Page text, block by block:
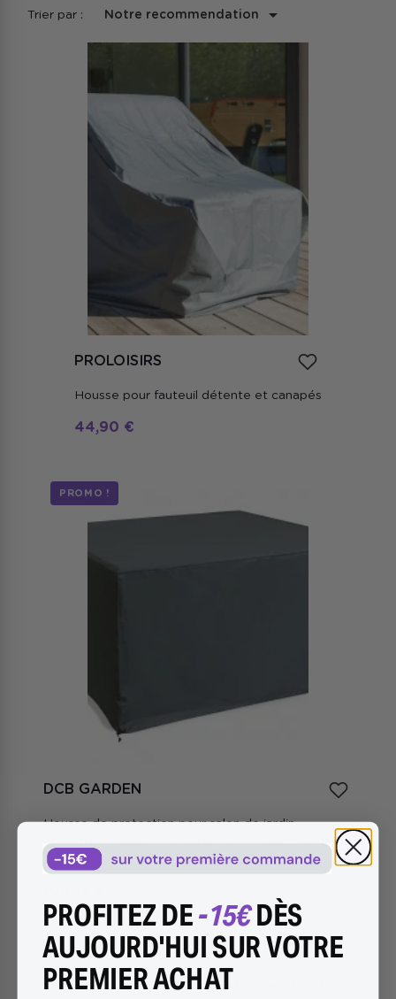
Trier par : Notre recommendation 
PROLOISIRS
Housse pour fauteuil détente et canapés
44,90 €
DCB GARDEN
Housse de protection pour salon de jardin
encastrable OCEANE-LUNCH (146x133 cm) - GRIS
CIMENT
PROMO !
Retour en haut
PROFITEZ DE-15€DÈS
AUJOURD'HUI SUR VOTRE
PREMIER ACHAT